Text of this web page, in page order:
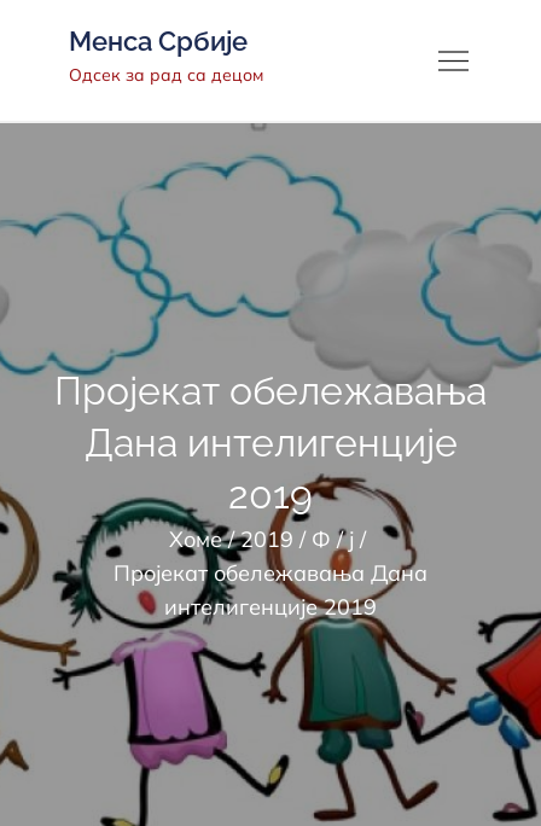
цонтент
Менса Србије
Одсек за рад са децом
Пројекат обележавања
Дана интелигенције
2019
Хоме 2019 Ф
ј
Пројекат обележавања Дана
интелигенције 2019